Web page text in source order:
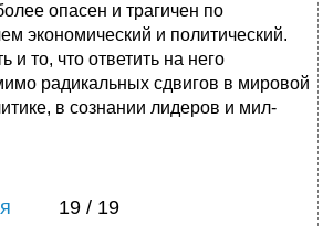
опасен и трагичен по
экономичес­кий и политический.
и то, что ответить на него
радикальных сдвигов в ми­ровой
в сознании лидеров и мил­
19 / 19